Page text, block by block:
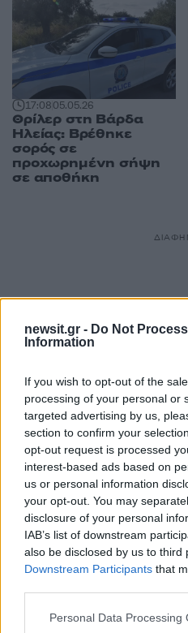
newsit.gr - Do Not
Information
If you wish to opt-out of the
processing of your personal or
targeted advertising by us,
section to confirm your
opt-out request is processed
interest-based ads based on
us or personal information
your opt-out. You may
disclosure of your personal
IAB’s list of downstream
also be disclosed by us to third
Downstream Participants that
Please note that this website/
Personal Data Processing
17:0805.05.26
Θρίλερ στη Βάρδα
Ηλείας: Βρέθηκε
σορός σε
προχωρημένη σήψη
σε αποθήκη